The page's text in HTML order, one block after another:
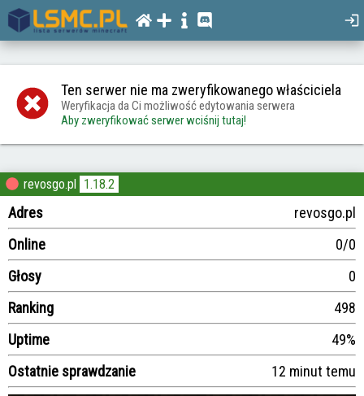
Ten serwer nie ma zweryfikowanego właściciela
Weryfikacja da Ci możliwość edytowania serwera
Aby zweryfikować serwer wciśnij tutaj!
revosgo.pl 1.18.2
Adres
revosgo.pl
Online
0/0
Głosy
0
Ranking
498
Uptime
49%
Ostatnie sprawdzanie
12 minut temu